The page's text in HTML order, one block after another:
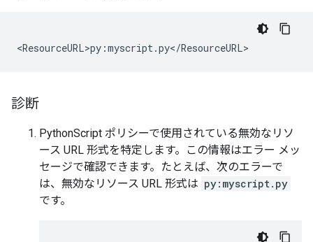
<ResourceURL>py :myscript.py</ResourceURL>
診断
PythonScript ポリシーで使用されている無効なリソ
ース URL 形式を特定します。この情報はエラー メッ
セージで確認できます。たとえば、次のエラーで
は、無効なリソース URL 形式は py:myscript.py
です。